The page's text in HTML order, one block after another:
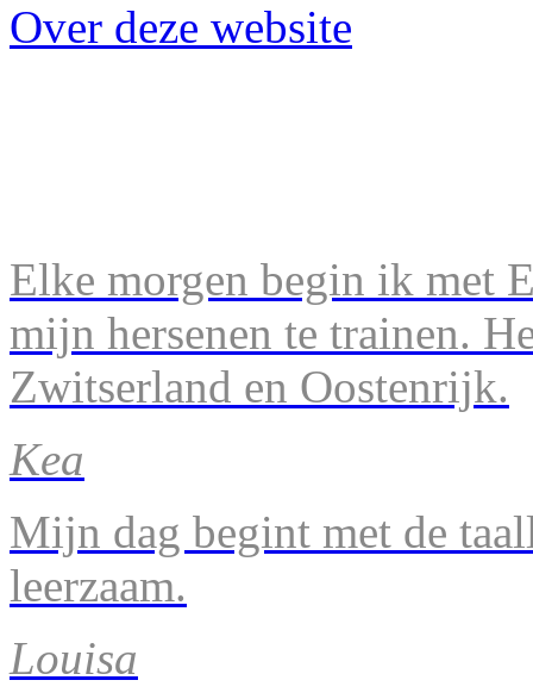
Over deze website
Elke morgen begin ik met
mijn hersenen te trainen.
Zwitserland en Oostenrijk.
Kea
Mijn dag begint met de
leerzaam.
Louisa